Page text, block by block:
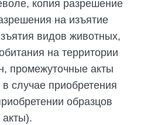
копия разрешение
на изъятие
видов животных,
на территории
промежуточные акты
случае приобретения
образцов